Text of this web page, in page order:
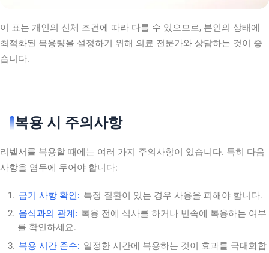
이 표는 개인의 신체 조건에 따라 다를 수 있으므로, 본인의 상태에
최적화된 복용량을 설정하기 위해 의료 전문가와 상담하는 것이 좋
습니다.
복용 시 주의사항
리벨서를 복용할 때에는 여러 가지 주의사항이 있습니다. 특히 다음
사항을 염두에 두어야 합니다:
금기 사항 확인: 특정 질환이 있는 경우 사용을 피해야 합니다.
음식과의 관계: 복용 전에 식사를 하거나 빈속에 복용하는 여부
를 확인하세요.
복용 시간 준수: 일정한 시간에 복용하는 것이 효과를 극대화합